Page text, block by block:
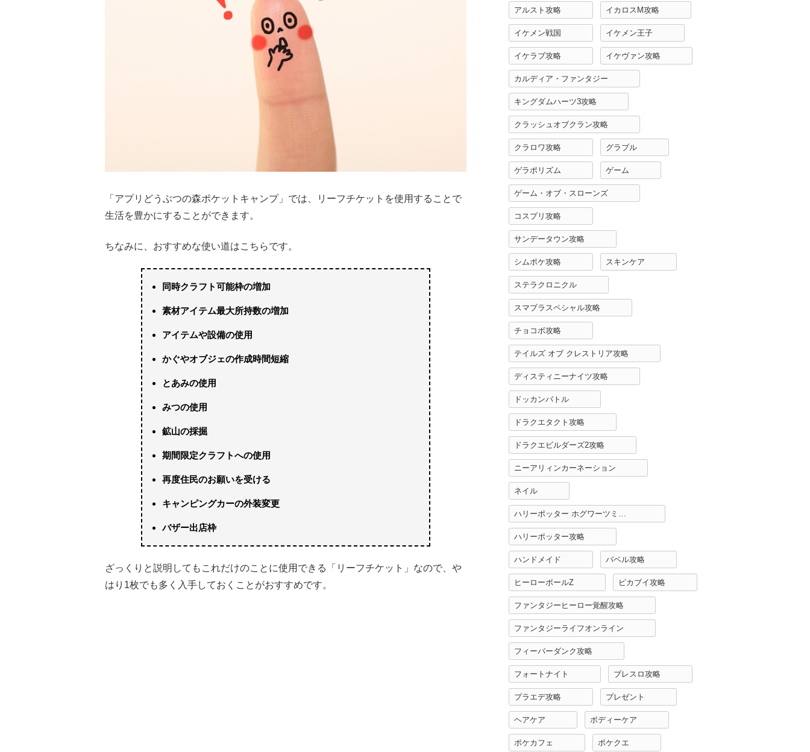
「アプリどうぶつの森ポケットキャンプ」では、リーフチケットを使用することで
生活を豊かにすることができます。
ちなみに、おすすめな使い道はこちらです。
同時クラフト可能枠の増加
素材アイテム最大所持数の増加
アイテムや設備の使用
かぐやオブジェの作成時間短縮
とあみの使用
みつの使用
鉱山の採掘
期間限定クラフトへの使用
再度住民のお願いを受ける
キャンピングカーの外装変更
バザー出店枠
ざっくりと説明してもこれだけのことに使用できる「リーフチケット」なので、や
はり1枚でも多く入手しておくことがおすすめです。
アルスト攻略 イカロスM攻略
イケメン戦国 イケメン王子
イケラブ攻略 イケヴァン攻略
カルディア・ファンタジー
キングダムハーツ3攻略
クラッシュオブクラン攻略
クラロワ攻略 グラブル
ゲラポリズム ゲーム
ゲーム・オブ・スローンズ
コスプリ攻略
サンデータウン攻略
シムポケ攻略 スキンケア
ステラクロニクル
スマブラスペシャル攻略
チョコボ攻略
テイルズ オブ クレストリア攻略
ディスティニーナイツ攻略
ドッカンバトル
ドラクエタクト攻略
ドラクエビルダーズ2攻略
ニーアリィンカーネーション
ネイル
ハリーポッター攻略
ハンドメイド バベル攻略
ヒーローボールZ ピカブイ攻略
ファンタジーヒーロー覚醒攻略
ファンタジーライフオンライン
フィーバーダンク攻略
フォートナイト ブレスロ攻略
プラエデ攻略 プレゼント
ヘアケア ボディーケア
ポケカフェ ポケクエ